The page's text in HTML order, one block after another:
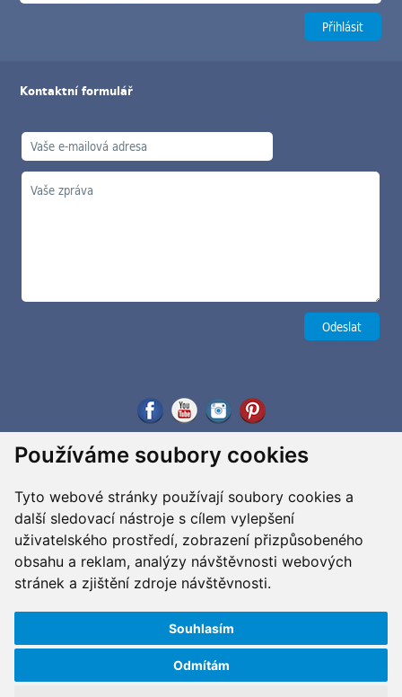
Používáme soubory cookies
Tyto webové stránky používají soubory cookies a
další sledovací nástroje s cílem vylepšení
uživatelského prostředí, zobrazení přizpůsobeného
obsahu a reklam, analýzy návštěvnosti webových
stránek a zjištění zdroje návštěvnosti.
Souhlasím
Odmítám
Kontaktní formulář
Copyright ©2026 G&B Beads, s.r.o., vyrobilSimopt, s.r.o.